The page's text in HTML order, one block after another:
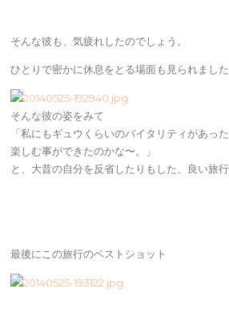
そんな彼も、気疲れしたのでしょう。
ひとりで密かに休息をとる場面も見られました
そんな彼の姿をみて
「私にもギュウくらいのバイタリティがあっ
楽しむ事ができたのかな〜。」
と、大昔の自分を反省したりもした、良い旅行
最後にこの旅行のベストショット